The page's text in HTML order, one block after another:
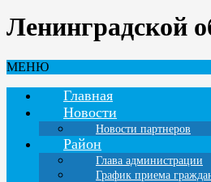
Ленинградской
МЕНЮ
Главная
Новости
Новости партнеров
Район
Глава администрации
График приема